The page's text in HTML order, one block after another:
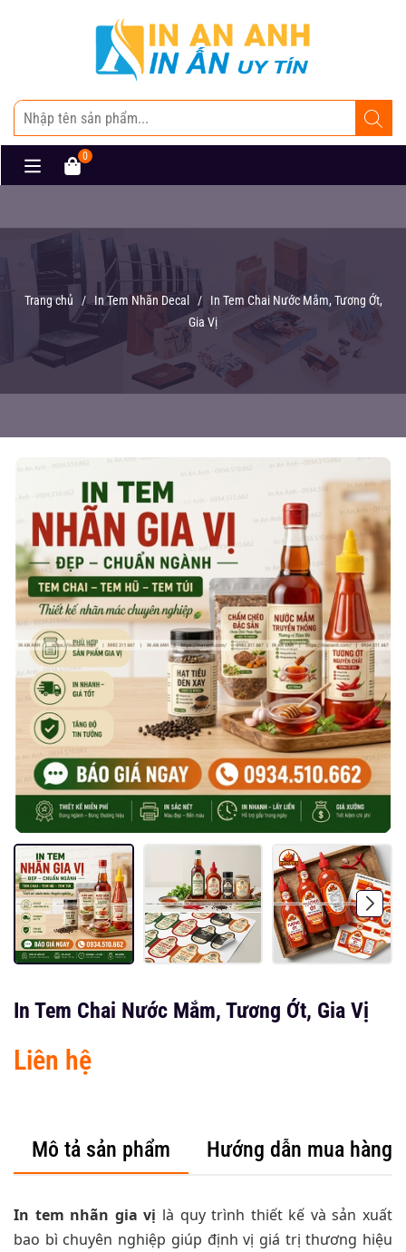
0
Trang chủ / In Tem Nhãn Decal /
In Tem Chai Nước Mắm, Tương Ớt,
Gia Vị
In Tem Chai Nước Mắm, Tương Ớt, Gia Vị
Liên hệ
Mô tả sản phẩm Hướng dẫn mua hàng
In tem nhãn gia vị là quy trình thiết kế và sản xuất
bao bì chuyên nghiệp giúp định vị giá trị thương hiệu